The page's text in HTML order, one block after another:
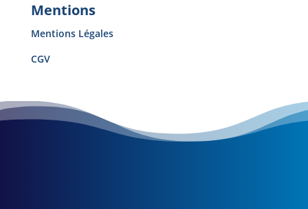
Mentions
Mentions Légales
CGV